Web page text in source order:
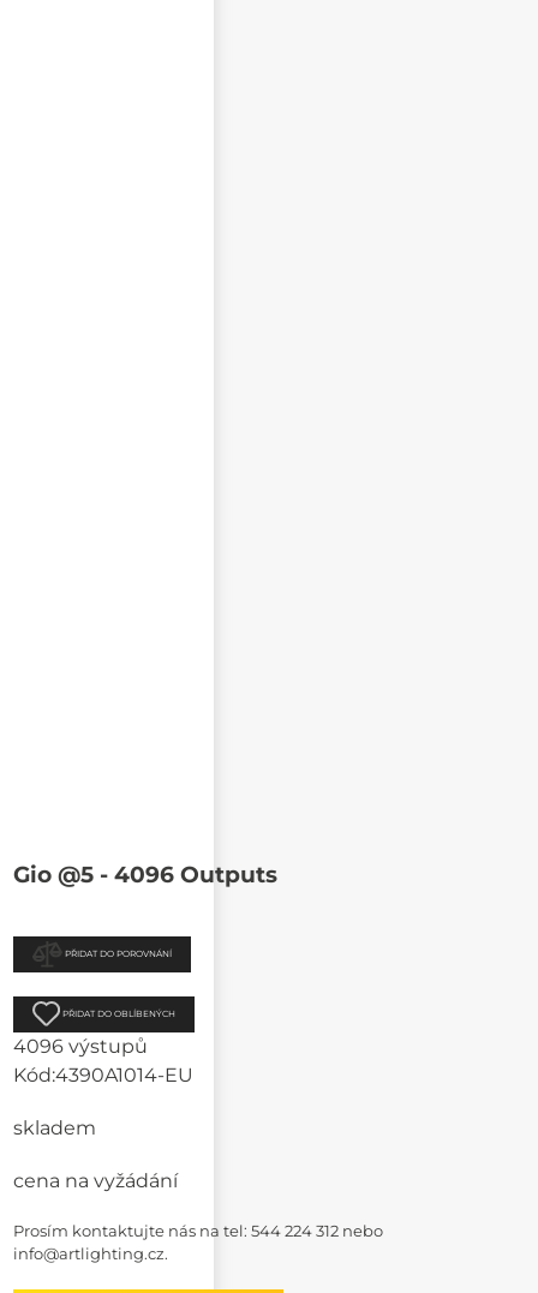
Gio @5 - 4096 Outputs
PŘIDAT DO POROVNÁNÍ
PŘIDAT DO OBLÍBENÝCH
4096 výstupů
Kód:4390A1014-EU
skladem
cena na vyžádání
Prosím kontaktujte nás natel: 544 224 312 nebo
info@artlighting.cz.